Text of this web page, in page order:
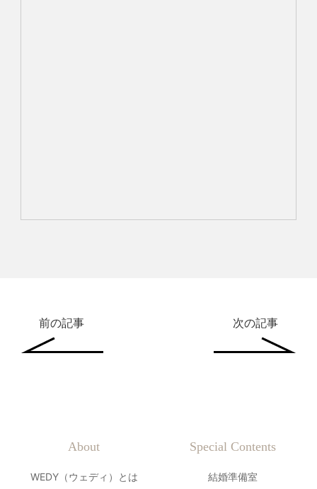
前の記事 次の記事
About
WEDY（ウェディ）とは
Special Contents
結婚準備室